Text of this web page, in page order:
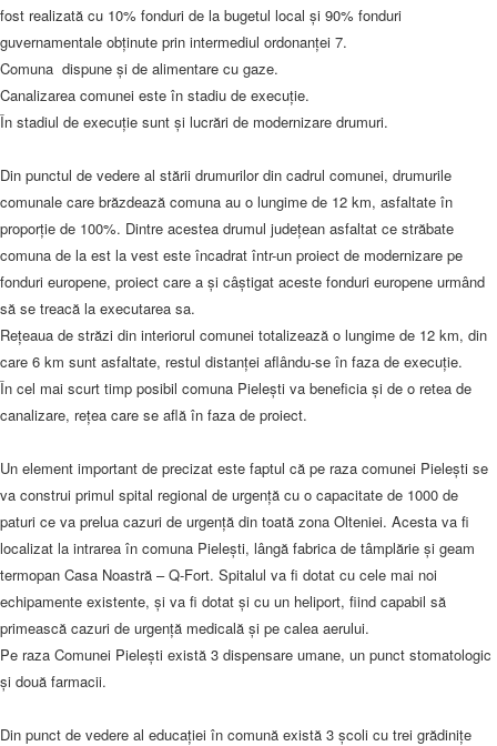
fost realizată cu 10% fonduri de la bugetul local şi 90% fonduri
guvernamentale obţinute prin intermediul ordonanţei 7.
Comuna dispune şi de alimentare cu gaze.
Canalizarea comunei este în stadiu de execuţie.
În stadiul de execuţie sunt şi lucrări de modernizare drumuri.
Din punctul de vedere al stării drumurilor din cadrul comunei, drumurile
comunale care brăzdează comuna au o lungime de 12 km, asfaltate în
proporţie de 100%. Dintre acestea drumul judeţean asfaltat ce străbate
comuna de la est la vest este încadrat într-un proiect de modernizare pe
fonduri europene, proiect care a şi câştigat aceste fonduri europene urmând
să se treacă la executarea sa.
Reţeaua de străzi din interiorul comunei totalizează o lungime de 12 km, din
care 6 km sunt asfaltate, restul distanţei aflându-se în faza de execuție.
În cel mai scurt timp posibil comuna Pieleşti va beneficia şi de o retea de
canalizare, reţea care se află în faza de proiect.
Un element important de precizat este faptul că pe raza comunei Pieleşti se
va construi primul spital regional de urgenţă cu o capacitate de 1000 de
paturi ce va prelua cazuri de urgenţă din toată zona Olteniei. Acesta va fi
localizat la intrarea în comuna Pieleşti, lângă fabrica de tâmplărie şi geam
termopan Casa Noastră – Q-Fort. Spitalul va fi dotat cu cele mai noi
echipamente existente, şi va fi dotat şi cu un heliport, fiind capabil să
primească cazuri de urgenţă medicală şi pe calea aerului.
Pe raza Comunei Pieleşti există 3 dispensare umane, un punct stomatologic
şi două farmacii.
Din punct de vedere al educaţiei în comună există 3 şcoli cu trei grădiniţe